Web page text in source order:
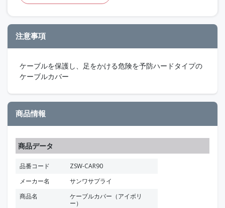
注意事項
ケーブルを保護し、足をかける危険を予防ハードタイプの
ケーブルカバー
商品情報
商品データ
品番コード
ZSW-CAR90
メーカー名
サンワサプライ
商品名
ケーブルカバー（アイボリ
ー）